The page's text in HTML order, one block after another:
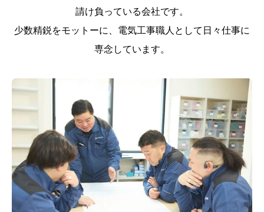
請け負っている会社です。
少数精鋭をモットーに、電気工事職人として日々仕事に
専念しています。